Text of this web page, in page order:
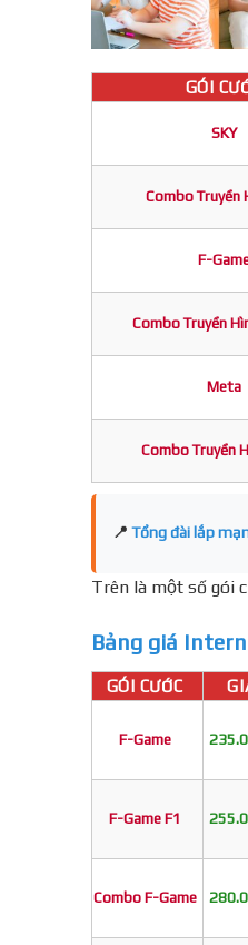
GÓI
SKY
Combo Truyền
F-
Combo Truyền
Meta
Combo Truyền
📍 Tổng đài lắp
Trên là một số gói
Bảng giá
GÓI CƯỚC
F-Game
F-Game F1
Combo F-Game